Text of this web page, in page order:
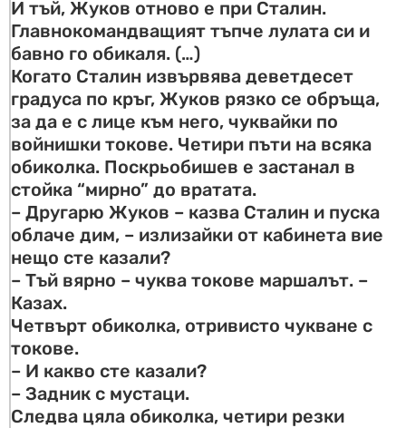
И тъй, Жуков отново е при Сталин.
Главнокомандващият тъпче лулата си и
бавно го обикаля. (…)
Когато Сталин извървява деветдесет
градуса по кръг, Жуков рязко се обръща,
за да е с лице към него, чуквайки по
войнишки токове. Четири пъти на всяка
обиколка. Поскрьобишев е застанал в
стойка “мирно” до вратата.
– Другарю Жуков – казва Сталин и пуска
облаче дим, – излизайки от кабинета вие
нещо сте казали?
– Тъй вярно – чуква токове маршалът. –
Казах.
Четвърт обиколка, отривисто чукване с
токове.
– И какво сте казали?
– Задник с мустаци.
Следва цяла обиколка, четири резки